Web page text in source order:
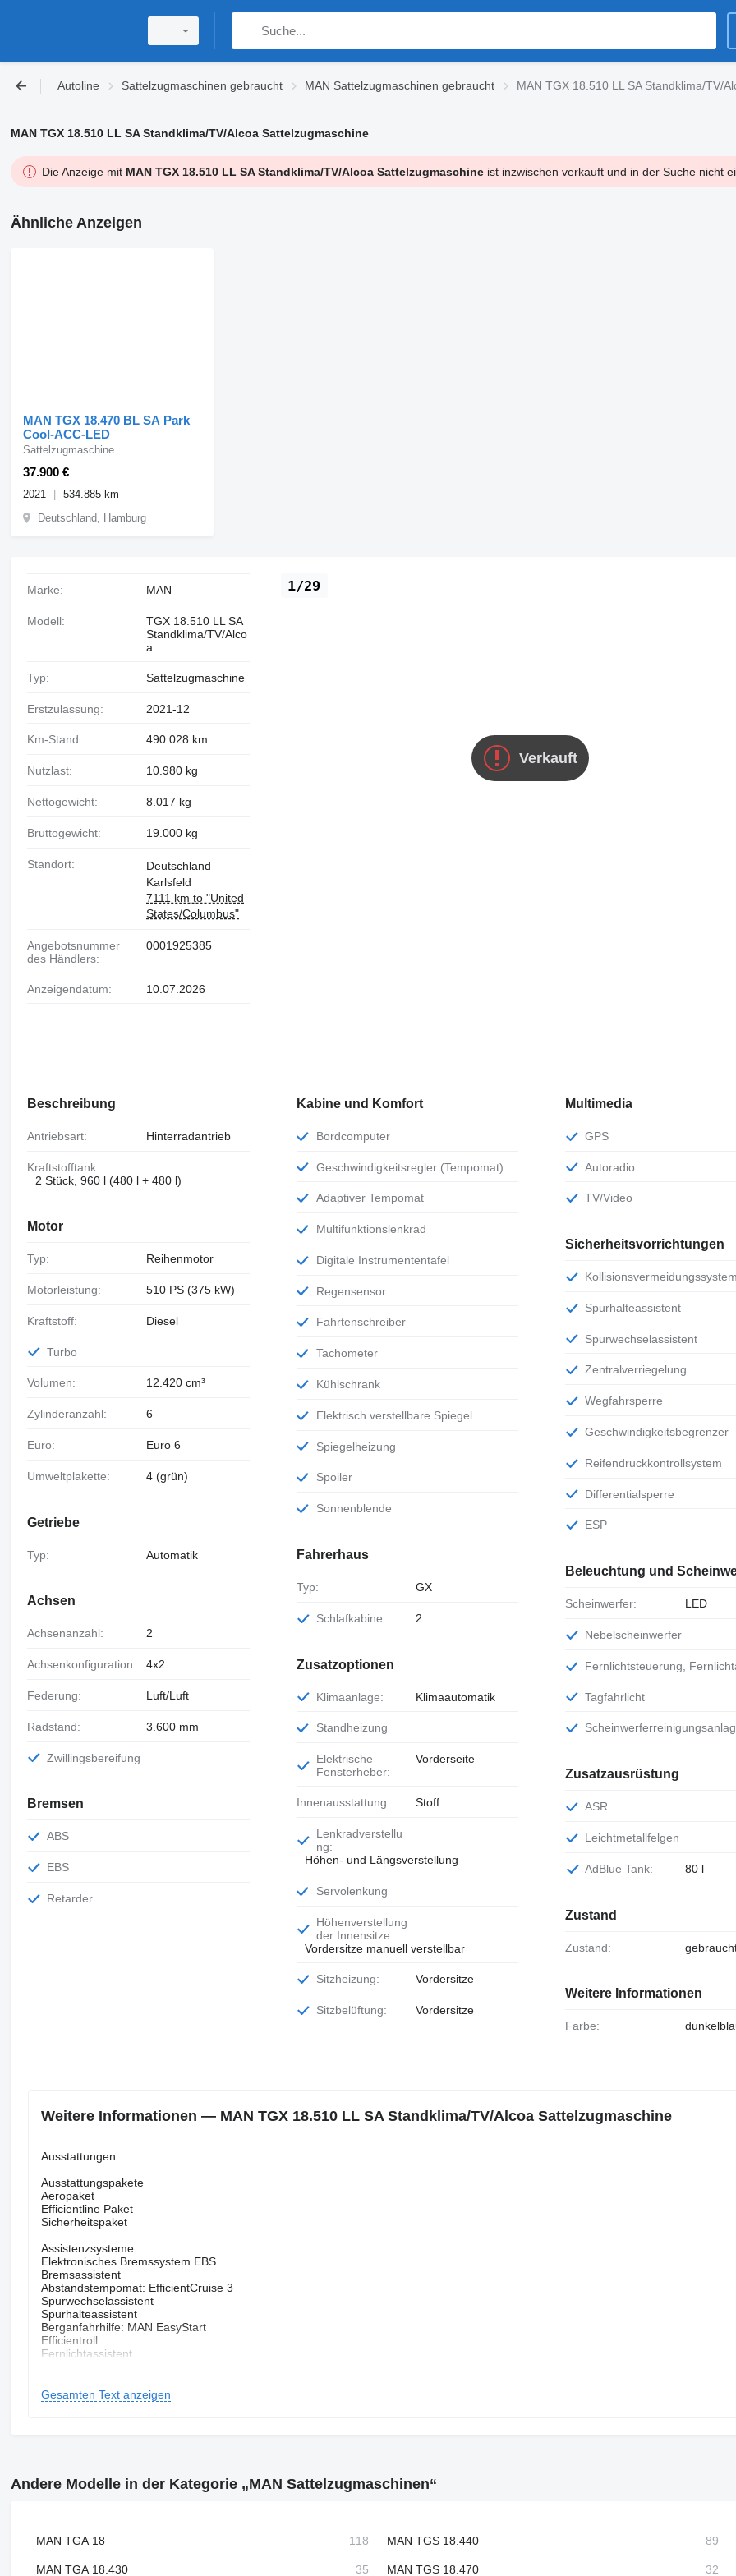
Autoline Sattelzugmaschinen gebraucht MAN Sattelzugmaschinen gebraucht MAN TGX 18.510 LL SA Standklima/TV/
MAN TGX 18.510 LL SA Standklima/TV/Alcoa Sattelzugmaschine
Die Anzeige mit MAN TGX 18.510 LL SA Standklima/TV/Alcoa Sattelzugmaschineist inzwischen verkauft und in der Suche nicht
Ähnliche Anzeigen
MAN TGX 18.470 BL SA Park
Cool-ACC-LED
37.900 €
Sattelzugmaschine
2021
534.885 km
Deutschland, Hamburg
Verkauft
1/29
Marke: MAN
Modell:
TGX 18.510 LL SA
Standklima/TV/Alco
a
Typ: Sattelzugmaschine
Erstzulassung: 2021-12
Km-Stand: 490.028 km
Nutzlast: 10.980 kg
Nettogewicht: 8.017 kg
Bruttogewicht: 19.000 kg
Standort:
Deutschland
Karlsfeld
7111 km to "United
States/Columbus"
Angebotsnummer
des Händlers:
0001925385
Anzeigendatum: 10.07.2026
Beschreibung
Antriebsart: Hinterradantrieb
Kraftstofftank:
2 Stück, 960 l (480 l + 480 l)
Motor
Typ: Reihenmotor
Motorleistung: 510 PS (375 kW)
Kraftstoff: Diesel
Turbo
Volumen: 12.420 cm³
Zylinderanzahl: 6
Euro: Euro 6
Umweltplakette: 4 (grün)
Getriebe
Typ: Automatik
Achsen
Achsenanzahl: 2
Achsenkonfiguration: 4x2
Federung: Luft/Luft
Radstand: 3.600 mm
Zwillingsbereifung
Bremsen
ABS
EBS
Retarder
Kabine und Komfort
Bordcomputer
Geschwindigkeitsregler (Tempomat)
Adaptiver Tempomat
Multifunktionslenkrad
Digitale Instrumententafel
Regensensor
Fahrtenschreiber
Tachometer
Kühlschrank
Elektrisch verstellbare Spiegel
Spiegelheizung
Spoiler
Sonnenblende
Fahrerhaus
Typ: GX
Schlafkabine: 2
Zusatzoptionen
Klimaanlage: Klimaautomatik
Standheizung
Elektrische
Fensterheber:
Vorderseite
Innenausstattung: Stoff
Lenkradverstellu
ng:
Höhen- und Längsverstellung
Servolenkung
Höhenverstellung
der Innensitze:
Vordersitze manuell verstellbar
Sitzheizung: Vordersitze
Sitzbelüftung: Vordersitze
Multimedia
GPS
Autoradio
TV/Video
Sicherheitsvorrichtungen
Spurhalteassistent
Spurwechselassistent
Zentralverriegelung
Wegfahrsperre
Geschwindigkeitsbegrenzer
Reifendruckkontrollsystem
Differentialsperre
ESP
Beleuchtung und
Scheinwerfer: LED
Nebelscheinwerfer
Fernlichtsteuerung,
Tagfahrlicht
Zusatzausrüstung
ASR
Leichtmetallfelgen
AdBlue Tank: 80 l
Zustand
Zustand:
Weitere Informationen
Farbe:
Weitere Informationen — MAN TGX 18.510 LL SA Standklima/TV/Alcoa Sattelzugmaschine
Ausstattungen
Ausstattungspakete
Aeropaket
Efficientline Paket
Sicherheitspaket
Assistenzsysteme
Elektronisches Bremssystem EBS
Bremsassistent
Abstandstempomat: EfficientCruise 3
Spurwechselassistent
Spurhalteassistent
Berganfahrhilfe: MAN EasyStart
Efficientroll
Fernlichtassistent
Licht und Sicht
LED-Scheinwerfer
Lichtsensor
MAN SmartSelect
Smartphone-App Integration
Gesamten Text anzeigen
Andere Modelle in der Kategorie „MAN Sattelzugmaschinen“
MAN TGA 18
MAN TGA 18.430
MAN TGS 18.440
MAN TGS 18.470